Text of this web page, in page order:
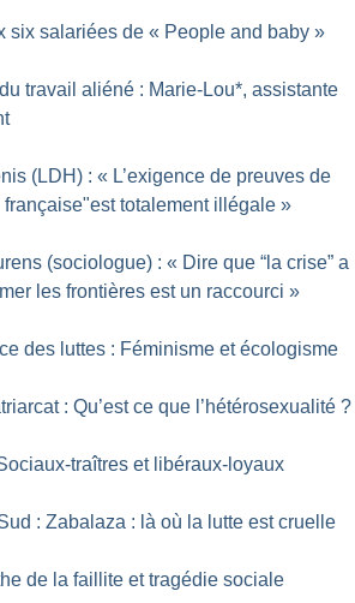
six salariées de « People and baby »
travail aliéné : Marie-Lou*, assistante
(LDH) : « L’exigence de preuves de
totalement illégale »
(sociologue) : « Dire que “la crise” a
les frontières est un raccourci »
des luttes : Féminisme et écologisme
: Qu’est ce que l’hétérosexualité ?
traîtres et libéraux-loyaux
: Zabalaza : là où la lutte est cruelle
de la faillite et tragédie sociale